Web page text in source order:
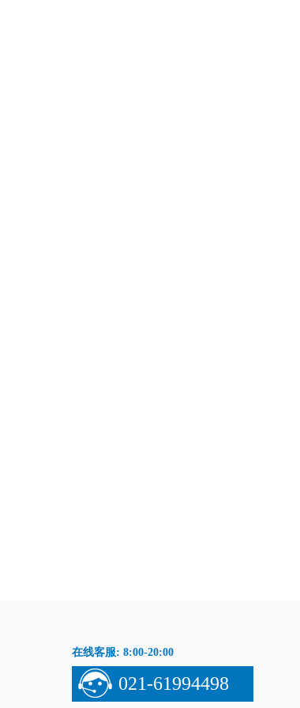
在线客服: 8:00-20:00
021-61994498